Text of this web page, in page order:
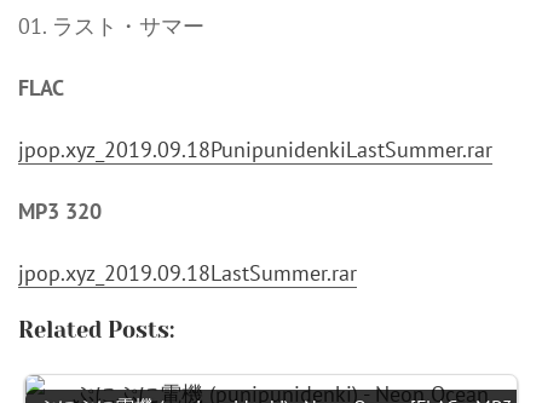
01. ラスト・サマー
FLAC
jpop.xyz_2019.09.18PunipunidenkiLastSummer.rar
MP3 320
jpop.xyz_2019.09.18LastSummer.rar
Related Posts: